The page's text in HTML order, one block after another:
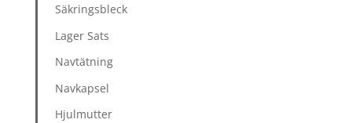
Säkringsbleck
Lager Sats
Navtätning
Navkapsel
Hjulmutter